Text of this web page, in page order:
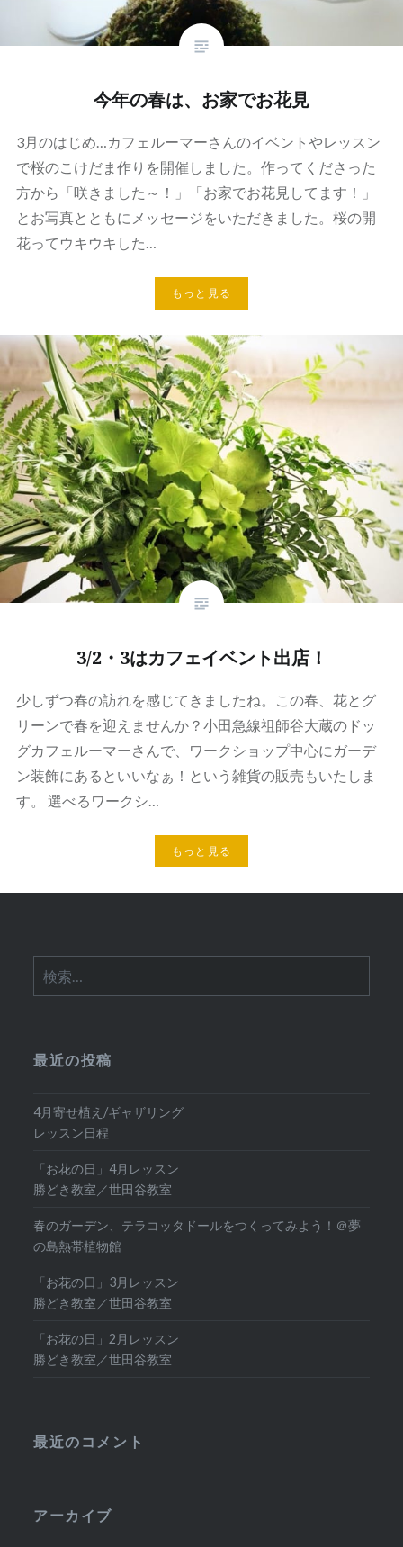
今年の春は、お家でお花見
3月のはじめ…カフェルーマーさんのイベントやレッスン
で桜のこけだま作りを開催しました。作ってくださった
方から「咲きました～！」「お家でお花見してます！」
とお写真とともにメッセージをいただきました。桜の開
花ってウキウキした…
もっと見る
3/2・3はカフェイベント出店！
少しずつ春の訪れを感じてきましたね。この春、花とグ
リーンで春を迎えませんか？小田急線祖師谷大蔵のドッ
グカフェルーマーさんで、ワークショップ中心にガーデ
ン装飾にあるといいなぁ！という雑貨の販売もいたしま
す。 選べるワークシ…
もっと見る
索:
最近の投稿
4月寄せ植え/ギャザリング
レッスン日程
「お花の日」4月レッスン
勝どき教室／世田谷教室
春のガーデン、テラコッタドールをつくってみよう！＠夢
の島熱帯植物館
「お花の日」3月レッスン
勝どき教室／世田谷教室
「お花の日」2月レッスン
勝どき教室／世田谷教室
最近のコメント
アーカイブ